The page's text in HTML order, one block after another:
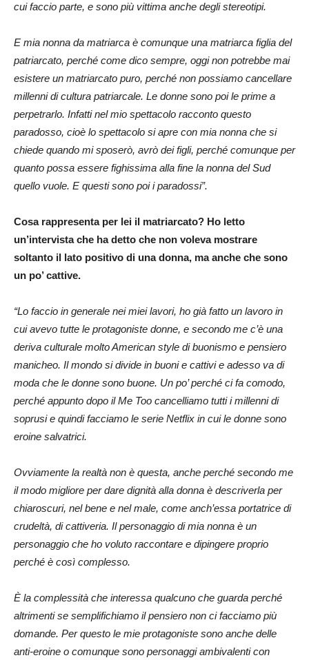
cui faccio parte, e sono più vittima anche degli stereotipi.
E mia nonna da matriarca è comunque una matriarca figlia del
patriarcato, perché come dico sempre, oggi non potrebbe mai
esistere un matriarcato puro, perché non possiamo cancellare
millenni di cultura patriarcale. Le donne sono poi le prime a
perpetrarlo. Infatti nel mio spettacolo racconto questo
paradosso, cioè lo spettacolo si apre con mia nonna che si
chiede quando mi sposerò, avrò dei figli, perché comunque per
quanto possa essere fighissima alla fine la nonna del Sud
quello vuole. E questi sono poi i paradossi”.
Cosa rappresenta per lei il matriarcato? Ho letto
un’intervista che ha detto che non voleva mostrare
soltanto il lato positivo di una donna, ma anche che sono
un po’ cattive.
“Lo faccio in generale nei miei lavori, ho già fatto un lavoro in
cui avevo tutte le protagoniste donne, e secondo me c’è una
deriva culturale molto American style di buonismo e pensiero
manicheo. Il mondo si divide in buoni e cattivi e adesso va di
moda che le donne sono buone. Un po’ perché ci fa comodo,
perché appunto dopo il Me Too cancelliamo tutti i millenni di
soprusi e quindi facciamo le serie Netflix in cui le donne sono
eroine salvatrici.
Ovviamente la realtà non è questa, anche perché secondo me
il modo migliore per dare dignità alla donna è descriverla per
chiaroscuri, nel bene e nel male, come anch’essa portatrice di
crudeltà, di cattiveria. Il personaggio di mia nonna è un
personaggio che ho voluto raccontare e dipingere proprio
perché è così complesso.
È la complessità che interessa qualcuno che guarda perché
altrimenti se semplifichiamo il pensiero non ci facciamo più
domande. Per questo le mie protagoniste sono anche delle
anti-eroine o comunque sono personaggi ambivalenti con